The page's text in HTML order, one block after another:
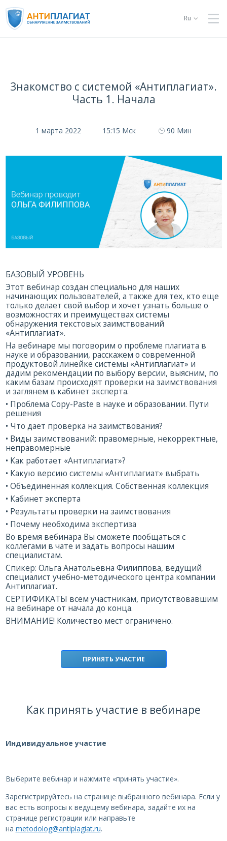
Ru
Знакомство с системой «Антиплагиат».
Часть 1. Начала
1 марта 2022 15:15 Мск 90 Мин
БАЗОВЫЙ УРОВЕНЬ
Этот вебинар создан специально для наших
начинающих пользователей, а также для тех, кто еще
только делает свой выбор и хочет узнать больше о
возможностях и преимуществах системы
обнаружения текстовых заимствований
«Антиплагиат».
На вебинаре мы поговорим о проблеме плагиата в
науке и образовании, расскажем о современной
продуктовой линейке системы «Антиплагиат» и
дадим рекомендации по выбору версии, выясним, по
каким базам происходят проверки на заимствования
и заглянем в кабинет эксперта.
• Проблема Copy-Paste в науке и образовании. Пути
решения
• Что дает проверка на заимствования?
• Виды заимствований: правомерные, некорректные,
неправомерные
• Как работает «Антиплагиат»?
• Какую версию системы «Антиплагиат» выбрать
• Объединенная коллекция. Собственная коллекция
• Кабинет эксперта
• Результаты проверки на заимствования
• Почему необходима экспертиза
Во время вебинара Вы сможете пообщаться с
коллегами в чате и задать вопросы нашим
специалистам.
Спикер: Ольга Анатольевна Филиппова, ведущий
специалист учебно-методического центра компании
Антиплагиат.
СЕРТИФИКАТЫ всем участникам, присутствовавшим
на вебинаре от начала до конца.
ВНИМАНИЕ! Количество мест ограничено.
ПРИНЯТЬ УЧАСТИЕ
Как принять участие в вебинаре
Индивидуальное участие
Выберите вебинар и нажмите «принять участие».
Зарегистрируйтесь на странице выбранного вебинара. Если у
вас есть вопросы к ведущему вебинара, задайте их на
странице регистрации или направьте
на metodolog@antiplagiat.ru.